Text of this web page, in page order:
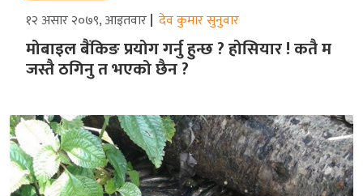
१२ असार २०७९, आइतवार देव कुमार सुनुवार
मोबाइल बैंकिङ प्रयोग गर्नु हुन्छ ? होसियार ! कतै म
जस्तै ठगिनु त भएको छैन ?